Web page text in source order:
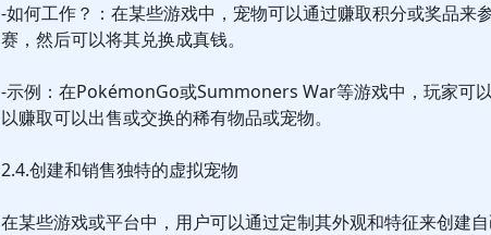
-如何工作？：在某些游戏中，宠物可以通过赚取积分或奖品来
赛，然后可以将其兑换成真钱。
-示例：在PokémonGo或Summoners War等游戏中，玩家可以
以赚取可以出售或交换的稀有物品或宠物。
2.4.创建和销售独特的虚拟宠物
在某些游戏或平台中，用户可以通过定制其外观和特征来创建